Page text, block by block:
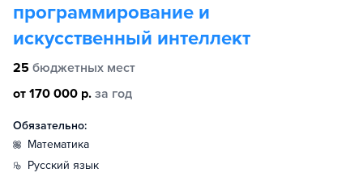
программирование и
искусственный интеллект
25 бюджетных мест
от 170 000 р. за год
Обязательно:
математика
русский язык